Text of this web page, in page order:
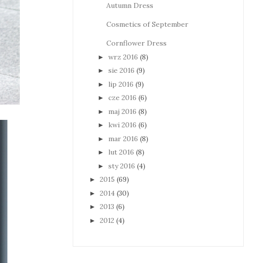
Autumn Dress
Cosmetics of September
Cornflower Dress
► wrz 2016 (8)
► sie 2016 (9)
► lip 2016 (9)
► cze 2016 (6)
► maj 2016 (8)
► kwi 2016 (6)
► mar 2016 (8)
► lut 2016 (8)
► sty 2016 (4)
► 2015 (69)
► 2014 (30)
► 2013 (6)
► 2012 (4)